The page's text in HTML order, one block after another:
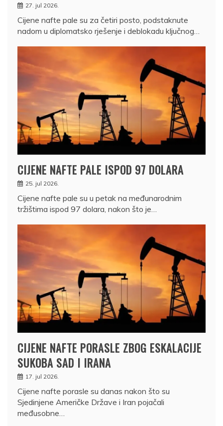
27. jul 2026.
Cijene nafte pale su za četiri posto, podstaknute
nadom u diplomatsko rješenje i deblokadu ključnog…
CIJENE NAFTE PALE ISPOD 97 DOLARA
25. jul 2026.
Cijene nafte pale su u petak na međunarodnim
tržištima ispod 97 dolara, nakon što je…
CIJENE NAFTE PORASLE ZBOG ESKALACIJE
SUKOBA SAD I IRANA
17. jul 2026.
Cijene nafte porasle su danas nakon što su
Sjedinjene Američke Države i Iran pojačali
međusobne…